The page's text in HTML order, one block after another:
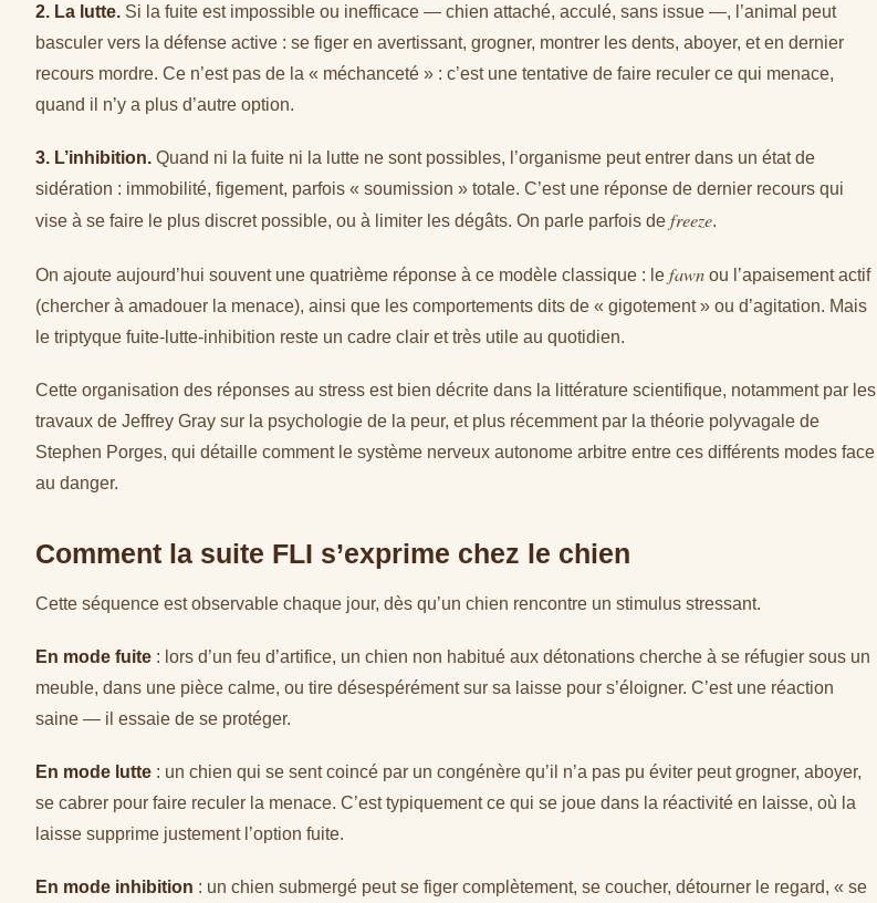
2. La lutte. Si la fuite est impossible ou inefficace — chien attaché, acculé, sans issue —, l’animal peut
basculer vers la défense active : se figer en avertissant, grogner, montrer les dents, aboyer, et en dernier
recours mordre. Ce n’est pas de la « méchanceté » : c’est une tentative de faire reculer ce qui menace,
quand il n’y a plus d’autre option.
3. L’inhibition. Quand ni la fuite ni la lutte ne sont possibles, l’organisme peut entrer dans un état de
sidération : immobilité, figement, parfois « soumission » totale. C’est une réponse de dernier recours qui
vise à se faire le plus discret possible, ou à limiter les dégâts. On parle parfois de freeze.
On ajoute aujourd’hui souvent une quatrième réponse à ce modèle classique : le fawn ou l’apaisement actif
(chercher à amadouer la menace), ainsi que les comportements dits de « gigotement » ou d’agitation. Mais
le triptyque fuite-lutte-inhibition reste un cadre clair et très utile au quotidien.
Cette organisation des réponses au stress est bien décrite dans la littérature scientifique, notamment par les
travaux de Jeffrey Gray sur la psychologie de la peur, et plus récemment par la théorie polyvagale de
Stephen Porges, qui détaille comment le système nerveux autonome arbitre entre ces différents modes face
au danger.
Comment la suite FLI s’exprime chez le chien
Cette séquence est observable chaque jour, dès qu’un chien rencontre un stimulus stressant.
En mode fuite : lors d’un feu d’artifice, un chien non habitué aux détonations cherche à se réfugier sous un
meuble, dans une pièce calme, ou tire désespérément sur sa laisse pour s’éloigner. C’est une réaction
saine — il essaie de se protéger.
En mode lutte : un chien qui se sent coincé par un congénère qu’il n’a pas pu éviter peut grogner, aboyer,
se cabrer pour faire reculer la menace. C’est typiquement ce qui se joue dans la réactivité en laisse, où la
laisse supprime justement l’option fuite.
En mode inhibition : un chien submergé peut se figer complètement, se coucher, détourner le regard, « se